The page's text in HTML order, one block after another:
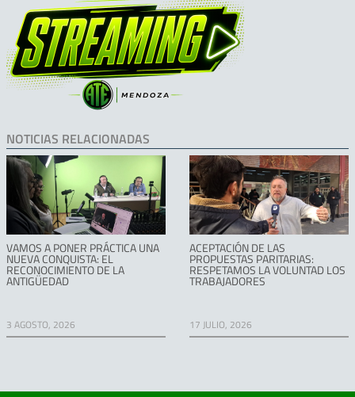
NOTICIAS RELACIONADAS
VAMOS A PONER PRÁCTICA UNA
NUEVA CONQUISTA: EL
RECONOCIMIENTO DE LA
ANTIGÜEDAD
3 AGOSTO, 2026
ACEPTACIÓN DE LAS
PROPUESTAS PARITARIAS:
RESPETAMOS LA VOLUNTAD LOS
TRABAJADORES
17 JULIO, 2026